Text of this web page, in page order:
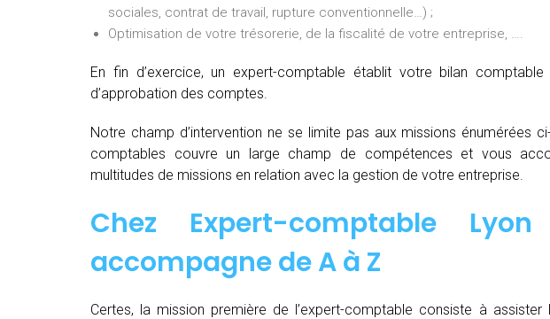
sociales, contrat de travail, rupture conventionnelle…) ;
Optimisation de votre trésorerie, de la fiscalité de votre entreprise, ….
En fin d’exercice, un expert-comptable établit votre bilan
d’approbation des comptes.
Notre champ d’intervention ne se limite pas aux missions énumérées
comptables couvre un large champ de compétences et vous
multitudes de missions en relation avec la gestion de votre entreprise.
Chez Expert-comptable
accompagne deA à Z
Certes, la mission première de l’expert-comptable consiste à assister